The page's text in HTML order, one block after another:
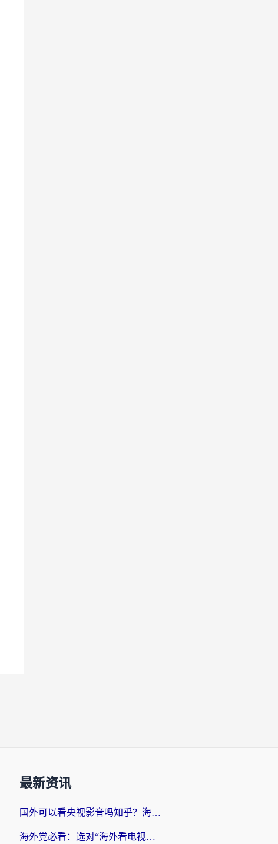
最新资讯
国外可以看央视影音吗知乎？海外党亲测有效的回国加速方案
海外党必看：选对“海外看电视剧软件”，再也不用愁国内剧刷不了